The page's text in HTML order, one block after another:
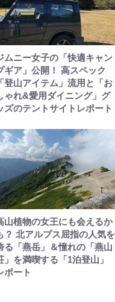
ムニー女子の「快適キャン
ギア」公開！ 高スペック
「登山アイテム」流用と「お
ゃれ&愛用ダイニング」グ
ズのテントサイトレポート
山植物の女王にも会えるか
？ 北アルプス屈指の人気を
る「燕岳」＆憧れの「燕山
」を満喫する「1泊登山」
ポート